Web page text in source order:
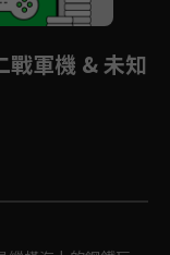
戰軍機 & 未知